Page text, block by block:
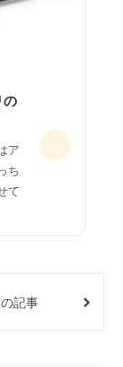
の
ア
ち
て
記事